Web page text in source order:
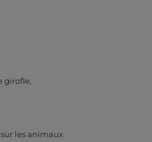
girofle
les animaux